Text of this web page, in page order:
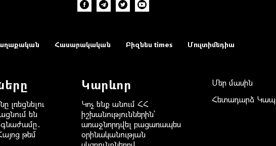
Հասարակական Բիզնես times Մուլտիմեդիա
լռեցնելու
են
թեմ
Կարևոր
Կոչ ենք անում ՀՀ
իշխանություններին`
առաջնորդվել բացառապես
օրինականության
Մեր մասին
Հետադարձ Կապ